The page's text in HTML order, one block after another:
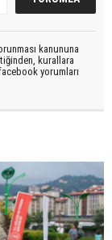
kanununa
kurallara
yorumları